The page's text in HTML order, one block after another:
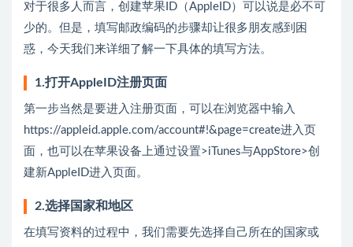
对于很多人而言，创建苹果ID（AppleID）可以说是必不可
少的。但是，填写邮政编码的步骤却让很多朋友感到困
惑，今天我们来详细了解一下具体的填写方法。
1.打开AppleID注册页面
第一步当然是要进入注册页面，可以在浏览器中输入
https://appleid.apple.com/account#!&page=create进入页
面，也可以在苹果设备上通过设置>iTunes与AppStore>创
建新AppleID进入页面。
2.选择国家和地区
在填写资料的过程中，我们需要先选择自己所在的国家或